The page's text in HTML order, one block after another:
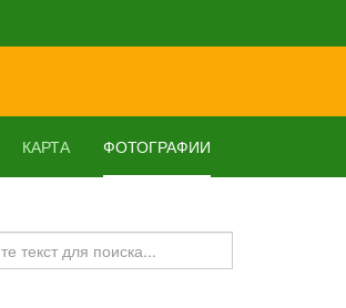
КАРТА ФОТОГРАФИИ